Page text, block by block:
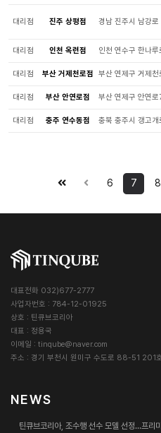
대리점 진주 상평점 경남 진주시 남강
대리점 인천 옥련점 인천 연수구 한나
대리점 부산 거제천로점 부산 연제구 거제
대리점 부산 안연로점 부산 연제구 안연
대리점 충주 연수동점 충북 충주시 갱고
6 7 8
대표전화 032)677-2777
사업자번호 : 784-12-01925
상호 : 틴큐브코리아
대표 : 정용국
이메일 : tinqube@naver.com
주소 : 경기 부천시 원미구 수도로 88-51 201호
NEWS
틴큐브코리아, 조수행 선수 모델 선정…프리